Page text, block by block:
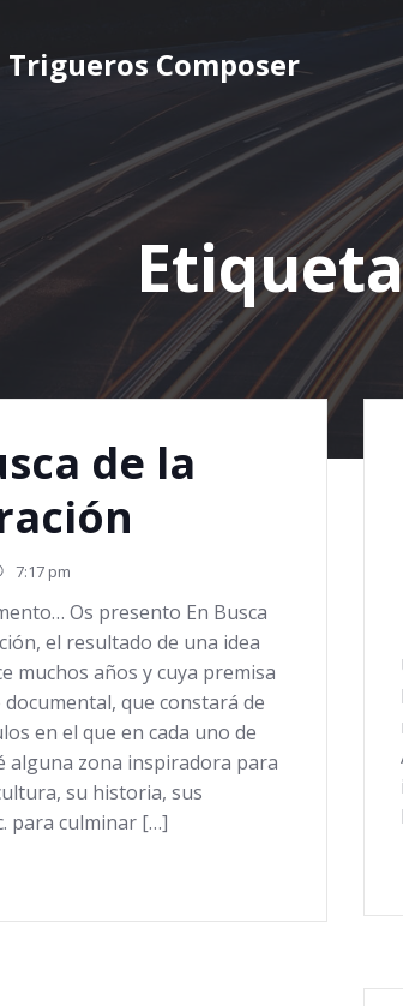
Composer
de la
7:17 pm
Os presento En Busca
el resultado de una idea
muchos años y cuya premisa
documental, que constará de
en el que en cada uno de
alguna zona inspiradora para
su historia, sus
para culminar […]